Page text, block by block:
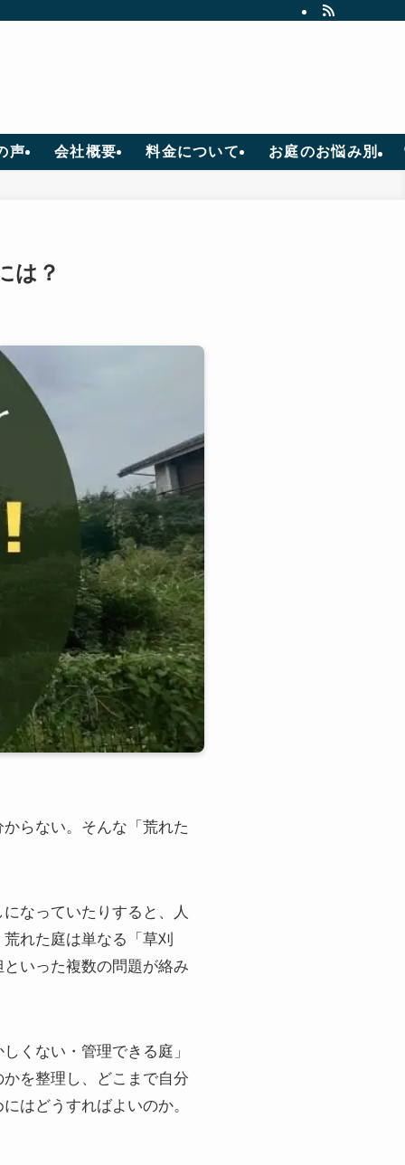
％。雑草防除、防草シート施工、人工芝敷設、植木の伐採、固まる土舗
声 会社概要 料金について お庭のお悩み別
は？
らない。そんな「荒れた
なっていたりすると、人
れた庭は単なる「草刈
いった複数の問題が絡み
くない・管理できる庭」
を整理し、どこまで自分
はどうすればよいのか。